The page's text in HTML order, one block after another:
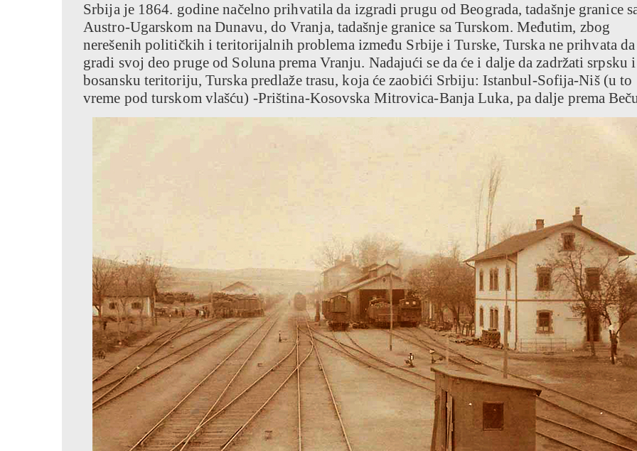
Srbija je 1864. godine načelno prihvatila da izgradi prugu od Beograda, tadašnje granice
Austro-Ugarskom na Dunavu, do Vranja, tadašnje granice sa Turskom. Međutim, zbog
nerešenih političkih i teritorijalnih problema između Srbije i Turske, Turska ne prihvata da
gradi svoj deo pruge od Soluna prema Vranju. Nadajući se da će i dalje da zadržati srpsku i
bosansku teritoriju, Turska predlaže trasu, koja će zaobići Srbiju: Istanbul-Sofija-Niš (u to
vreme pod turskom vlašću) -Priština-Kosovska Mitrovica-Banja Luka, pa dalje prema